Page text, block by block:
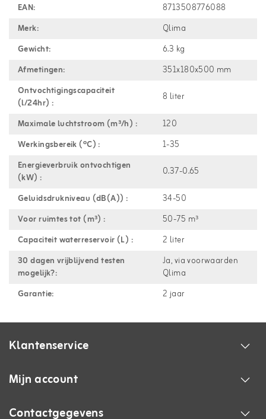
EAN:
8713508776088
Merk:
Qlima
Gewicht:
6.3 kg
Afmetingen:
351x180x500 mm
Ontvochtigingscapaciteit
(l/24hr) :
8 liter
Maximale luchtstroom (m³/h) :
120
Werkingsbereik (ºC) :
1-35
Energieverbruik ontvochtigen
(kW) :
0.37-0.65
Geluidsdrukniveau (dB(A)) :
34-50
Voor ruimtes tot (m³) :
50-75 m³
Capaciteit waterreservoir (L) :
2 liter
30 dagen vrijblijvend testen
mogelijk?:
Ja, via voorwaarden
Qlima
Garantie:
2 jaar
Klantenservice
Mijn account
Contactgegevens